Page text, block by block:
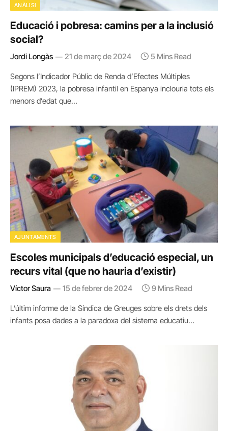
ANÀLISI
Educació i pobresa: camins per a la inclusió
social?
Jordi Longàs 21 de març de 2024 5 Mins Read
Segons l’Indicador Públic de Renda d’Efectes Múltiples
(IPREM) 2023, la pobresa infantil en Espanya inclouria tots els
menors d’edat que…
AJUNTAMENTS
Escoles municipals d’educació especial, un
recurs vital (que no hauria d’existir)
Víctor Saura 15 de febrer de 2024 9 Mins Read
L’últim informe de la Síndica de Greuges sobre els drets dels
infants posa dades a la paradoxa del sistema educatiu…